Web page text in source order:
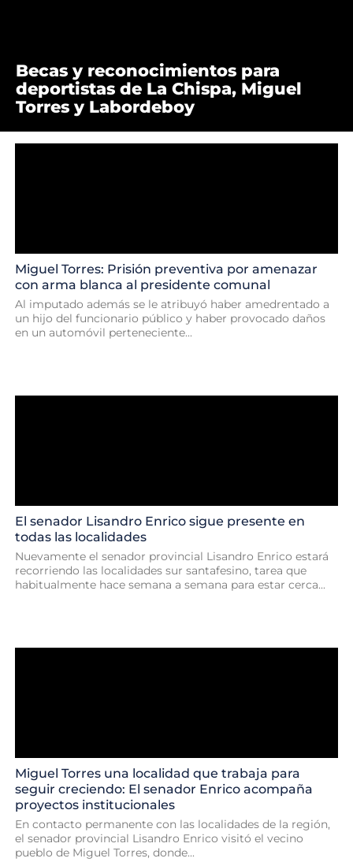
Becas y reconocimientos para
deportistas de La Chispa, Miguel
Torres y Labordeboy
Miguel Torres: Prisión preventiva por amenazar
con arma blanca al presidente comunal
Al imputado además se le atribuyó haber amedrentado a
un hijo del funcionario público y haber provocado daños
en un automóvil perteneciente...
El senador Lisandro Enrico sigue presente en
todas las localidades
Nuevamente el senador provincial Lisandro Enrico estará
recorriendo las localidades sur santafesino, tarea que
habitualmente hace semana a semana para estar cerca...
Miguel Torres una localidad que trabaja para
seguir creciendo: El senador Enrico acompaña
proyectos institucionales
En contacto permanente con las localidades de la región,
el senador provincial Lisandro Enrico visitó el vecino
pueblo de Miguel Torres, donde...